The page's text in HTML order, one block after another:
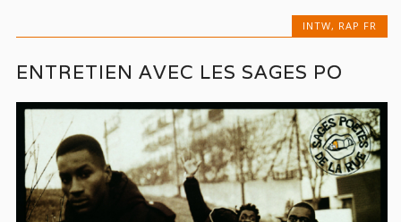
INTW, RAP FR
ENTRETIEN AVEC LES SAGES PO